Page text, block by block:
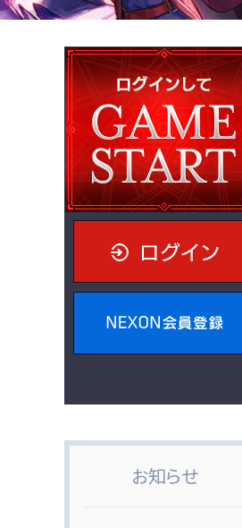
お知らせ